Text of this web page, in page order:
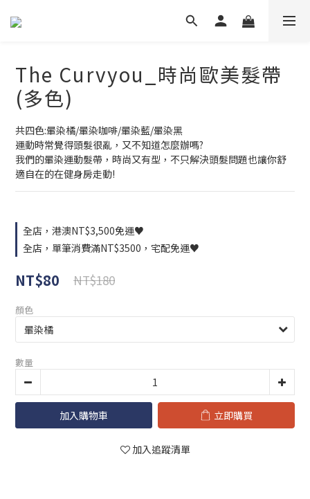
The Curvyou_時尚歐美髮帶
(多色)
共四色:暈染橘/暈染咖啡/暈染藍/暈染黑
運動時常覺得頭髮很亂，又不知道怎麼辦嗎?
我們的暈染運動髮帶，時尚又有型，不只解決頭髮問題也讓你舒
適自在的在健身房走動!
全店，港澳NT$3,500免運♥
全店，單筆消費滿NT$3500，宅配免運♥
NT$80 NT$180
顏色
數量
加入購物車 立即購買
加入追蹤清單